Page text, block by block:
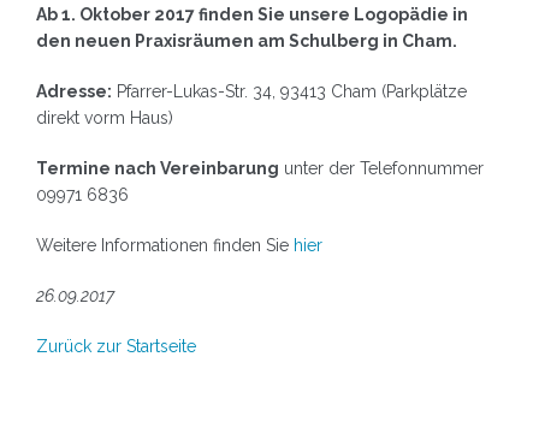
Ab 1. Oktober 2017 finden Sie unsere Logopädie in
den neuen Praxisräumen am Schulberg in Cham.
Adresse: Pfarrer-Lukas-Str. 34, 93413 Cham (Parkplätze
direkt vorm Haus)
Termine nach Vereinbarung unter der Telefonnummer
09971 6836
Weitere Informationen finden Sie hier
26.09.2017
Zurück zur Startseite